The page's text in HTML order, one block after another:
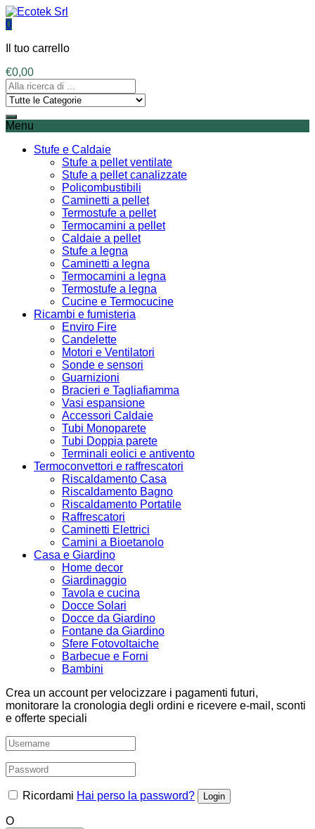
0
Il tuo carrello
€0,00
Menu
Stufe e Caldaie
Stufe a pellet ventilate
Stufe a pellet canalizzate
Policombustibili
Caminetti a pellet
Termostufe a pellet
Termocamini a pellet
Caldaie a pellet
Stufe a legna
Caminetti a legna
Termocamini a legna
Termostufe a legna
Cucine e Termocucine
Ricambi e fumisteria
Enviro Fire
Candelette
Motori e Ventilatori
Sonde e sensori
Guarnizioni
Bracieri e Tagliafiamma
Vasi espansione
Accessori Caldaie
Tubi Monoparete
Tubi Doppia parete
Terminali eolici e antivento
Termoconvettori e raffrescatori
Riscaldamento Casa
Riscaldamento Bagno
Riscaldamento Portatile
Raffrescatori
Caminetti Elettrici
Camini a Bioetanolo
Casa e Giardino
Home decor
Giardinaggio
Tavola e cucina
Docce Solari
Docce da Giardino
Fontane da Giardino
Sfere Fotovoltaiche
Barbecue e Forni
Bambini
Crea un account per velocizzare i pagamenti futuri,
monitorare la cronologia degli ordini e ricevere e-mail, sconti
e offerte speciali
Ricordami Hai perso la password?
O